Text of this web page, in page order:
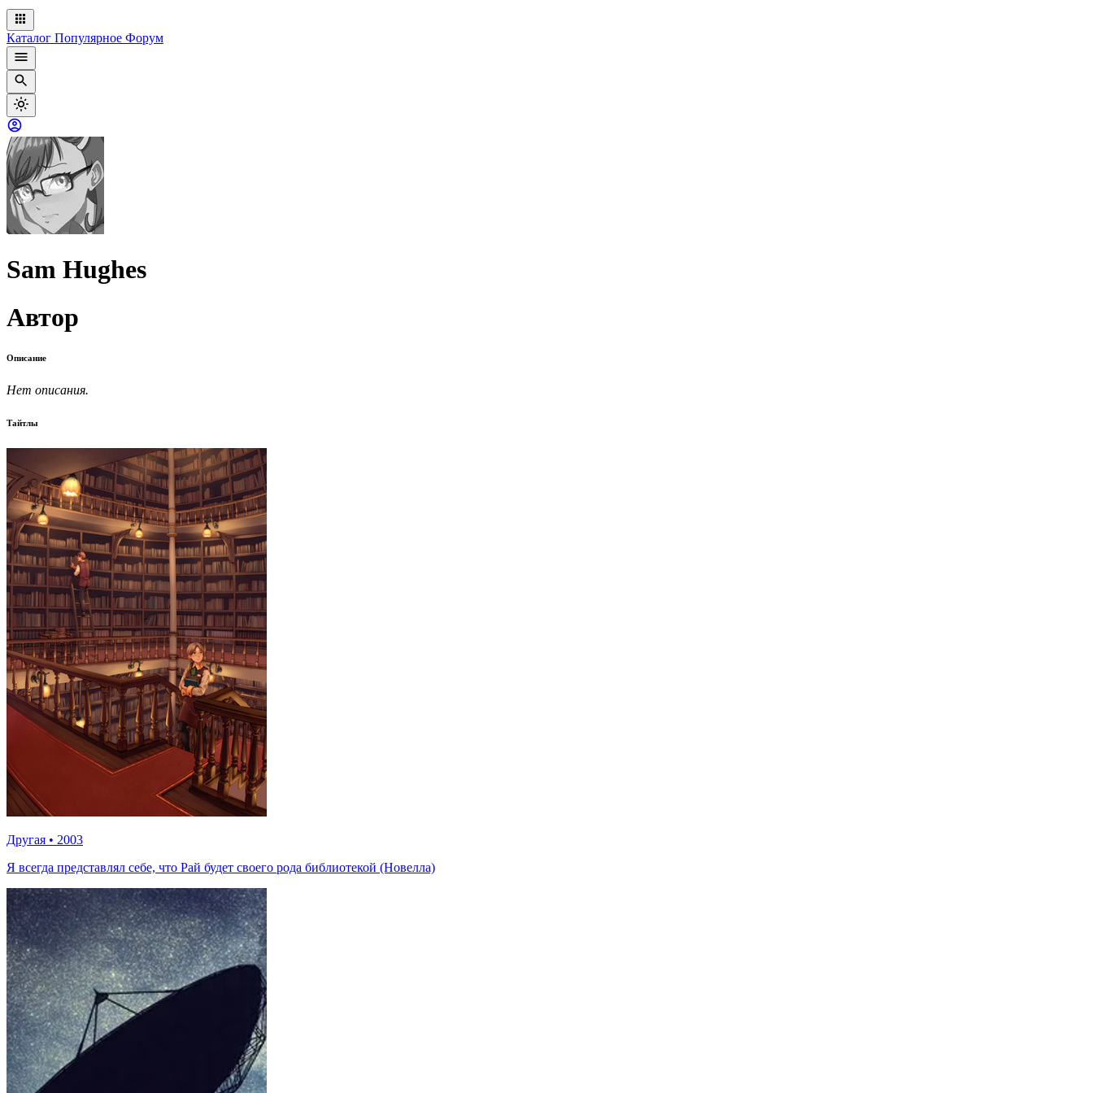
Каталог Популярное Форум
Sam Hughes
Автор
Описание
Нет описания.
Тайтлы
Другая • 2003
Я всегда представлял себе, что Рай будет своего рода библиотекой (Новелла)